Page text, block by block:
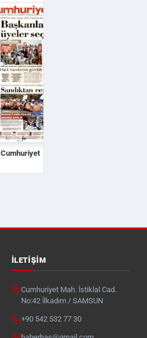
Cumhuriyet
İLETIŞIM
Cumhuriyet Mah. İstiklal Cad.
No:42 İlkadım / SAMSUN
+90 542 532 77 30